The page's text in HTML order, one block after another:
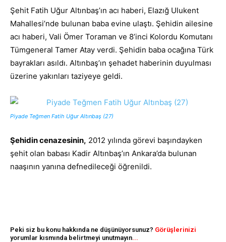
Şehit Fatih Uğur Altınbaş’ın acı haberi, Elazığ Ulukent
Mahallesi’nde bulunan baba evine ulaştı. Şehidin ailesine
acı haberi, Vali Ömer Toraman ve 8’inci Kolordu Komutanı
Tümgeneral Tamer Atay verdi. Şehidin baba ocağına Türk
bayrakları asıldı. Altınbaş’ın şehadet haberinin duyulması
üzerine yakınları taziyeye geldi.
Piyade Teğmen Fatih Uğur Altınbaş (27)
Şehidin cenazesinin, 2012 yılında görevi başındayken
şehit olan babası Kadir Altınbaş’ın Ankara’da bulunan
naaşının yanına defnedileceği öğrenildi.
Peki siz bu konu hakkında ne düşünüyorsunuz? Görüşlerinizi
yorumlar kısmında belirtmeyi unutmayın...